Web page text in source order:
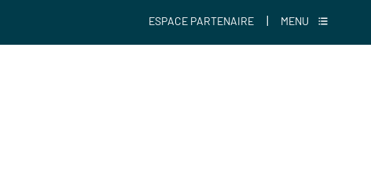
ESPACE PARTENAIRE | MENU